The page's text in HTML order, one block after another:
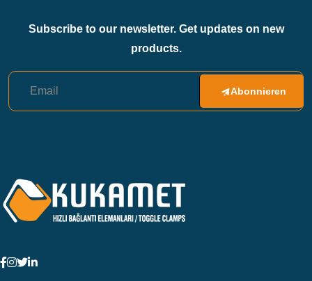
Subscribe to our newsletter. Get updates on new
products.
Abonnieren